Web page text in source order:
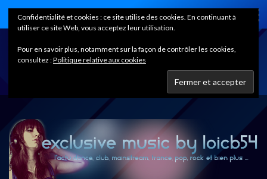
Home
Confidentialité et cookies : ce site utilise des cookies. En continuant à
utiliser ce site Web, vous acceptez leur utilisation.
Pour en savoir plus, notamment sur la façon de contrôler les cookies,
consultez :Politique relative aux cookies